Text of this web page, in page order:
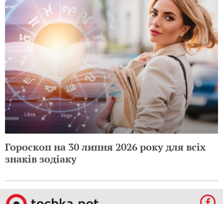
Гороскоп на 30 липня 2026 року для всіх
знаків зодіаку